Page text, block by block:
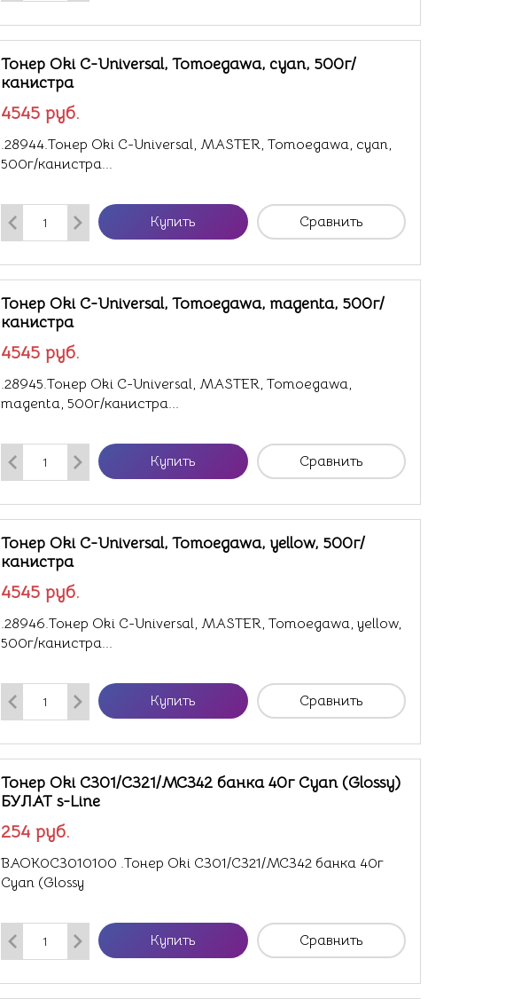
4545 руб.
Тонер Oki C-Universal, Tomoegawa, cyan, 500г/
канистра
.28944.Тонер Oki C-Universal, MASTER, Tomoegawa, cyan,
500г/канистра...
Купить Сравнить
4545 руб.
Тонер Oki C-Universal, Tomoegawa, magenta, 500г/
канистра
.28945.Тонер Oki C-Universal, MASTER, Tomoegawa,
magenta, 500г/канистра...
Купить Сравнить
4545 руб.
Тонер Oki C-Universal, Tomoegawa, yellow, 500г/
канистра
.28946.Тонер Oki C-Universal, MASTER, Tomoegawa, yellow,
500г/канистра...
Купить Сравнить
254 руб.
Тонер Oki C301/C321/MC342 банка 40г Cyan (Glossy)
БУЛАТ s-Line
BAOK0C3010100 .Тонер Oki C301/C321/MC342 банка 40г
Cyan (Glossy
Купить Сравнить